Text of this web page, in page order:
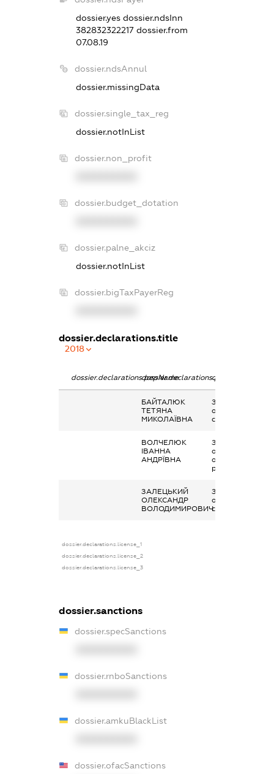
dossier.yes dossier.ndsInn
382832322217 dossier.from
07.08.19
dossier.ndsAnnul
dossier.missingData
dossier.single_tax_reg
dossier.notInList
dossier.non_profit
dossier.budget_dotation
dossier.palne_akciz
dossier.notInList
dossier.bigTaxPayerReg
dossier.declarations.title
2018
dossier.declarations.pepNamedossier.declarations.personName
БАЙТАЛЮК
ТЕТЯНА
МИКОЛАЇВНА
Заробітна плата
отримана за
сумісництвом
ВОЛЧЕЛЮК
ІВАННА
АНДРЇВНА
Заробітна плата
отримана за
основним місцем
роботи
ЗАЛЕЦЬКИЙ
ОЛЕКСАНДР
ВОЛОДИМИРОВИЧ
Заробітна плата
отримана за
сумісництвом
dossier.declarations.license_1
dossier.declarations.license_2
dossier.declarations.license_3
dossier.sanctions
dossier.specSanctions
dossier.rnboSanctions
dossier.amkuBlackList
dossier.ofacSanctions